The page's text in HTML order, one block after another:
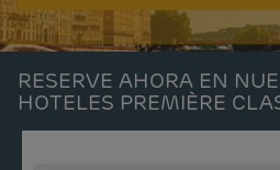
RESERVE AHORA EN
HOTELES PREMIÈRE